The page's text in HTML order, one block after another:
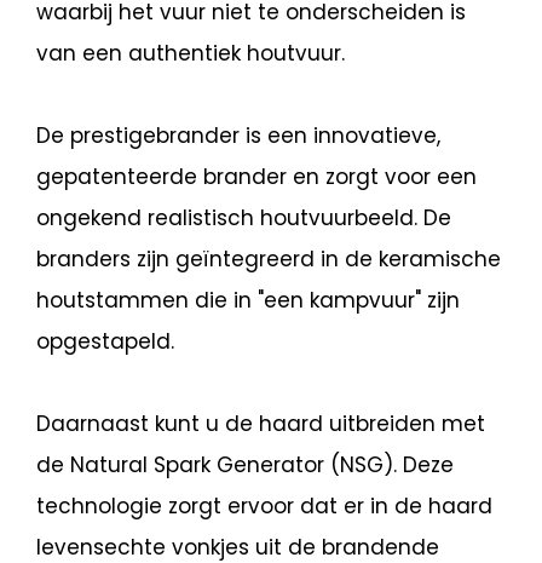
waarbij het vuur niet te onderscheiden is
van een authentiek houtvuur.
De prestigebrander is een innovatieve,
gepatenteerde brander en zorgt voor een
ongekend realistisch houtvuurbeeld. De
branders zijn geïntegreerd in de keramische
houtstammen die in "een kampvuur" zijn
opgestapeld.
Daarnaast kunt u de haard uitbreiden met
de Natural Spark Generator (NSG). Deze
technologie zorgt ervoor dat er in de haard
levensechte vonkjes uit de brandende